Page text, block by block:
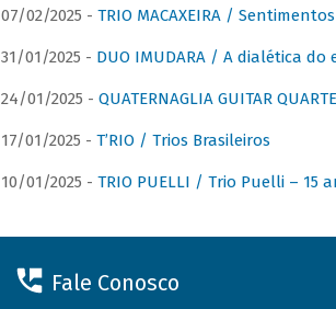
07/02/2025 - TRIO MACAXEIRA / Sentimentos
31/01/2025 - DUO IMUDARA / A dialética
24/01/2025 - QUATERNAGLIA GUITAR
17/01/2025 - T’RIO / Trios Brasileiros
10/01/2025 - TRIO PUELLI / Trio Puelli – 15
Fale Conosco